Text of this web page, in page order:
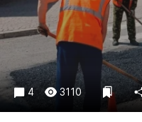
Образование
Общество
Погода
Праздники
Происшествия
Спорт
4 3110